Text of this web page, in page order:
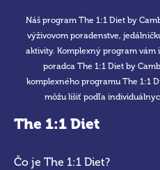
The 1:1 Diet
Čo je The 1:1 Diet?
Náš program The 1:1 Diet by
výživovom poradenstve,
aktivity. Komplexný program vám
poradca The 1:1 Diet by
komplexného programu The 1:1
môžu líšiť podľa